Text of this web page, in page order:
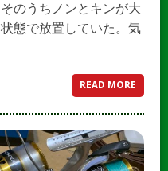
のうちノンとキンが大
態で放置していた。気
READ MORE